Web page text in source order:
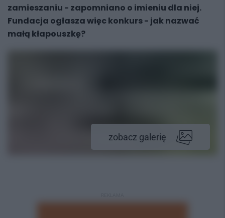
zamieszaniu - zapomniano o imieniu dla niej.
Fundacja ogłasza więc konkurs - jak nazwać
małą kłapouszkę?
zobacz galerię